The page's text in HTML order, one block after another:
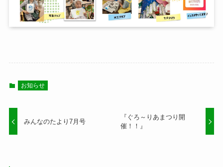
お知らせ
みんなのたより7月号
『ぐろ～りあまつり開
催！！』